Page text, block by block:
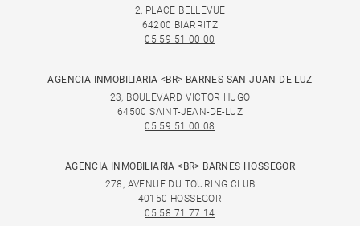
2, PLACE BELLEVUE
64200 BIARRITZ
05 59 51 00 00
AGENCIA INMOBILIARIA <BR> BARNES SAN JUAN DE LUZ
23, BOULEVARD VICTOR HUGO
64500 SAINT-JEAN-DE-LUZ
05 59 51 00 08
AGENCIA INMOBILIARIA <BR> BARNES HOSSEGOR
278, AVENUE DU TOURING CLUB
40150 HOSSEGOR
05 58 71 77 14